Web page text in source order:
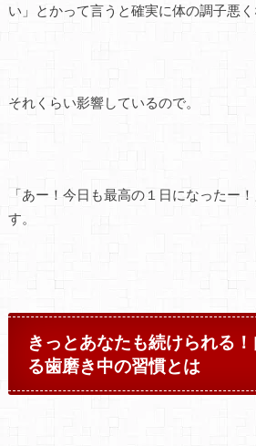
い」とかって言うと確実に体の調子悪く
それくらい影響しているので。
「あー！今日も最高の１日になったー
す。
きっとあなたも続けられる
る歯磨き中の習慣とは